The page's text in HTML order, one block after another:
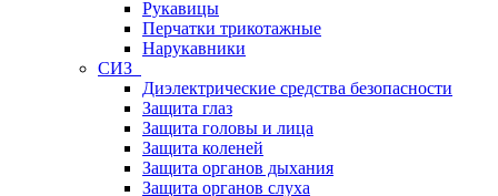
Рукавицы
Перчатки трикотажные
Нарукавники
СИЗ
Диэлектрические средства безопасности
Защита глаз
Защита головы и лица
Защита коленей
Защита органов дыхания
Защита органов слуха